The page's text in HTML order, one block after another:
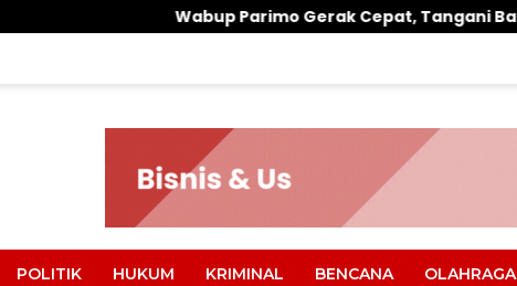
Wabup Parimo Gerak Cepat, Tangani Banjir di Desa Air Panas
POLITIK HUKUM KRIMINAL BENCANA OLAHRAGA